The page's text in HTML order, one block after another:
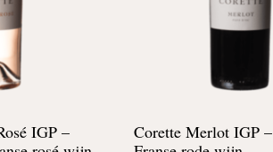
IGP –
Corette Merlot IGP –